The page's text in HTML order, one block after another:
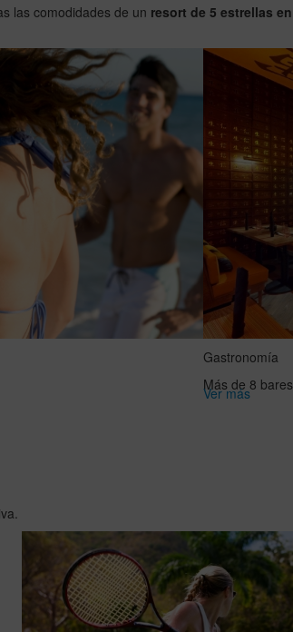
las comodidades de un resort de 5 estrellas
Gastronomía
Más de 8
Ver más